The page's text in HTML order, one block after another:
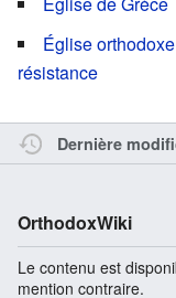
Église
résistance
Dernière
OrthodoxWiki
Le contenu est
mention contraire.